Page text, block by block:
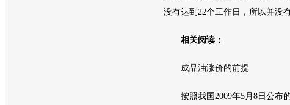
没有达到22个工作日，所以并没
相关阅读：
成品油涨价的前提
按照我国2009年5月8日公布